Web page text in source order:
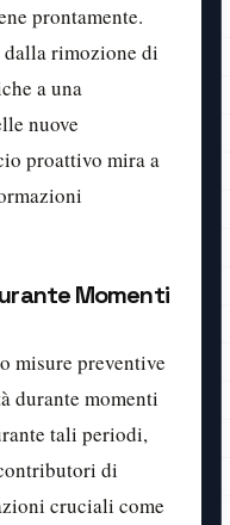
prontamente.
rimozione di
a una
nuove
proattivo mira a
Momenti
misure preventive
durante momenti
tali periodi,
di
cruciali come